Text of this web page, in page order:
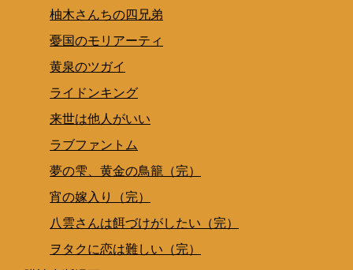
柚木さんちの四兄弟
憂国のモリアーティ
黄泉のツガイ
ライドンキング
来世は他人がいい
ラブファントム
夢の雫、黄金の鳥籠（完）
宵の嫁入り（完）
八雲さんは餌づけがしたい（完）
ヲタクに恋は難しい（完）